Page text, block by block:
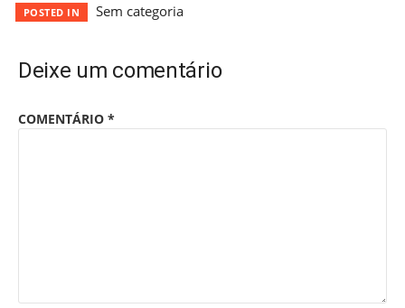
POSTED IN Sem categoria
Deixe um comentário
COMENTÁRIO *